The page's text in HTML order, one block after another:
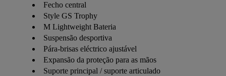
Fecho central
Style GS Trophy
M Lightweight Bateria
Suspensão desportiva
Pára-brisas eléctrico ajustável
Expansão da proteção para as mãos
Suporte principal / suporte articulado